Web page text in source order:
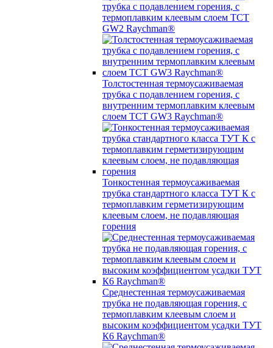
трубка c подавлением горения, с
термоплавким клеевым слоем TCT
GW2 Raychman®
Толстостенная термоусаживаемая
трубка c подавлением горения, с
внутренним термоплавким клеевым
слоем TCT GW3 Raychman®
Тонкостенная термоусаживаемая
трубка стандартного класса ТУТ К с
термоплавким герметизирующим
клеевым слоем, не подавляющая
горения
Среднестенная термоусаживаемая
трубка не подавляющая горения, с
термоплавким клеевым слоем и
высоким коэффициентом усадки ТУТ
К6 Raychman®